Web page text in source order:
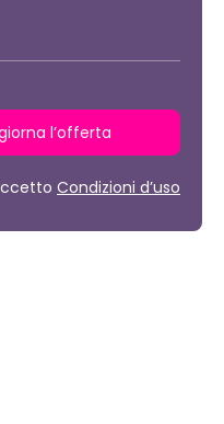
l’offerta
Condizioni d’uso